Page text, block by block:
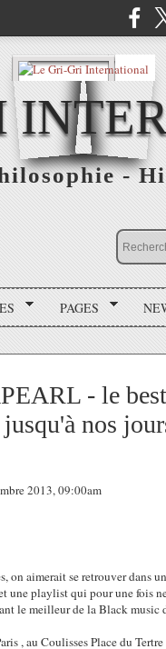
-
PAGES
- le
nos
2013, 09:00am
on aimerait se retrouver dans
une playlist qui pour une fois
le meilleur de la Black music
, au Coulisses Place du Tertre